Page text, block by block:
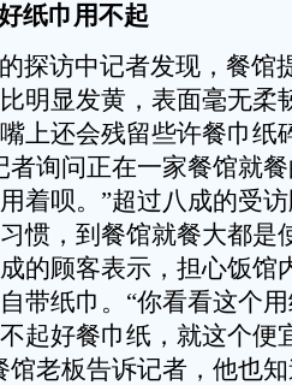
纸巾用不起
探访中记者发现，餐馆
明显发黄，表面毫无柔
上还会残留些许餐巾纸
者询问正在一家餐馆就
着呗。”超过八成的受
惯，到餐馆就餐大都是
的顾客表示，担心饭馆
带纸巾。“你看看这个
起好餐巾纸，就这个便
馆老板告诉记者，他也